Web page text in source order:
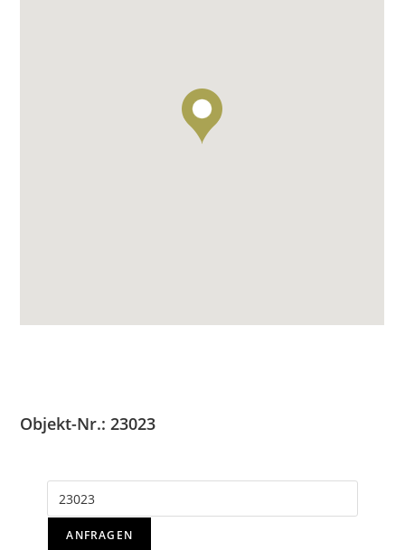
Objekt-Nr.: 23023
ANFRAGEN